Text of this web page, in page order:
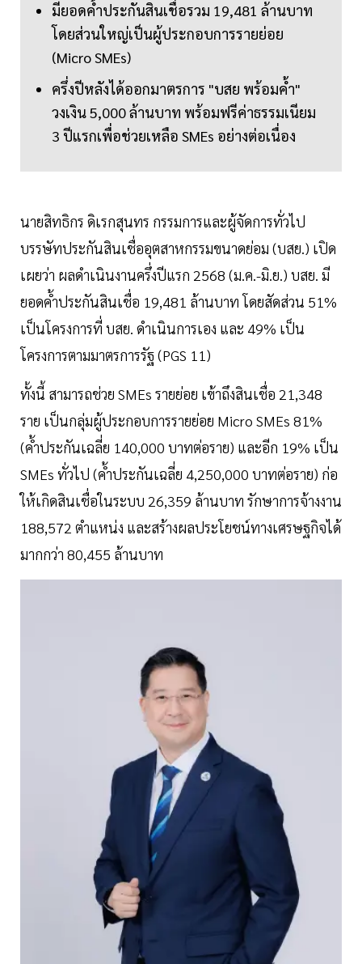
มียอดค้ำประกันสินเชื่อรวม 19,481 ล้านบาท
โดยส่วนใหญ่เป็นผู้ประกอบการรายย่อย
(Micro SMEs)
ครึ่งปีหลังได้ออกมาตรการ "บสย พร้อมค้ำ"
วงเงิน 5,000 ล้านบาท พร้อมฟรีค่าธรรมเนียม
3 ปีแรกเพื่อช่วยเหลือ SMEs อย่างต่อเนื่อง
นายสิทธิกร ดิเรกสุนทร กรรมการและผู้จัดการทั่วไป
บรรษัทประกันสินเชื่ออุตสาหกรรมขนาดย่อม (บสย.) เปิด
เผยว่า ผลดำเนินงานครึ่งปีแรก 2568 (ม.ค.-มิ.ย.) บสย. มี
ยอดค้ำประกันสินเชื่อ 19,481 ล้านบาท โดยสัดส่วน 51%
เป็นโครงการที่ บสย. ดำเนินการเอง และ 49% เป็น
โครงการตามมาตรการรัฐ (PGS 11)
ทั้งนี้ สามารถช่วย SMEs รายย่อย เข้าถึงสินเชื่อ 21,348
ราย เป็นกลุ่มผู้ประกอบการรายย่อย Micro SMEs 81%
(ค้ำประกันเฉลี่ย 140,000 บาทต่อราย) และอีก 19% เป็น
SMEs ทั่วไป (ค้ำประกันเฉลี่ย 4,250,000 บาทต่อราย) ก่อ
ให้เกิดสินเชื่อในระบบ 26,359 ล้านบาท รักษาการจ้างงาน
188,572 ตำแหน่ง และสร้างผลประโยชน์ทางเศรษฐกิจได้
มากกว่า 80,455 ล้านบาท